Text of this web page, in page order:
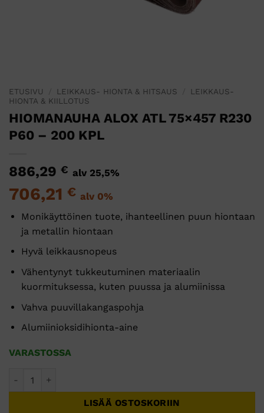
ETUSIVU LEIKKAUS- HIONTA & HITSAUS
LEIKKAUS-
HIONTA & KIILLOTUS
HIOMANAUHA ALOX ATL 75×457 R230
P60 – 200 KPL
886,29 € alv 25,5%
706,21 € alv 0%
Monikäyttöinen tuote, ihanteellinen puun hiontaan
ja metallin hiontaan
Hyvä leikkausnopeus
Vähentynyt tukkeutuminen materiaalin
kuormituksessa, kuten puussa ja alumiinissa
Vahva puuvillakangaspohja
Alumiinioksidihionta-aine
VARASTOSSA
LISÄÄ OSTOSKORIIN